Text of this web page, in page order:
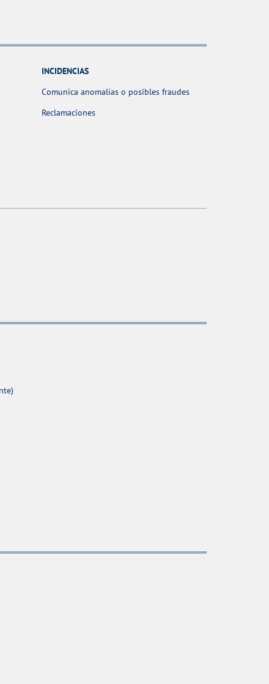
INCIDENCIAS
Comunica anomalías o posibles fraudes
Reclamaciones